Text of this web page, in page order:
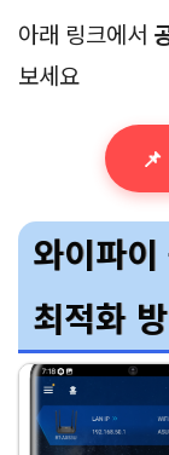
아래 링크에서
보세요
와이파
최적화